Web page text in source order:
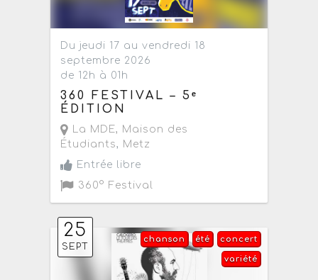
Du jeudi 17 au vendredi 18
septembre 2026
de 12h à 01h
360 FESTIVAL – 5ᵉ
ÉDITION
La MDE, Maison des
Étudiants, Metz
Entrée libre
360° Festival
25
SEPT
concert
été
chanson
variété